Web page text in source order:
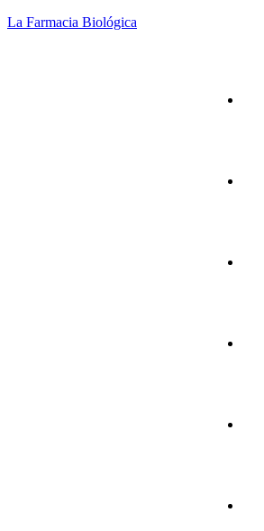
La Farmacia Biológica